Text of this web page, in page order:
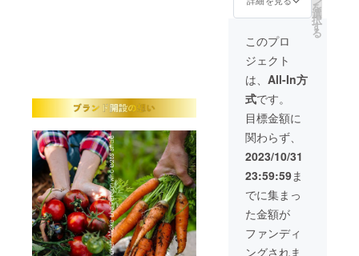
(税込／
送料込
み) ▼リ
ターン
詳細 ・
有機栽
培ゆう
きくん
（トマ
ト
ジュー
ス）20
缶 ・特
別栽培
米 ゆ
めぴり
か
を
選
択
す
る
このプロ
ジェクト
は、 All-In方
式です。
目標金額に
関わらず、
2023/10/31
23:59:59ま
でに集まっ
た金額が
ファンディ
ングされま